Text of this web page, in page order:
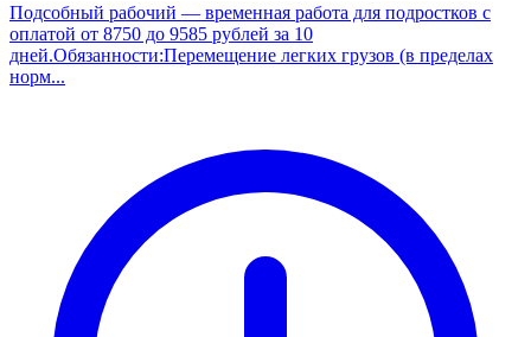
Подсобный рабочий — временная работа для подростков с
оплатой от 8750 до 9585 рублей за 10
дней.Обязанности:Перемещение легких грузов (в пределах
норм...